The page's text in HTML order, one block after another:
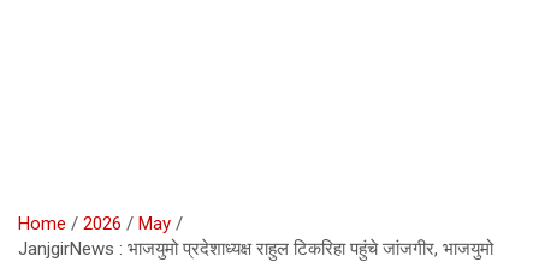
Home 2026
May
JanjgirNews : भाजयुमो प्रदेशाध्यक्ष राहुल टिकरिहा पहुंचे जांजगीर, भाजयुमो